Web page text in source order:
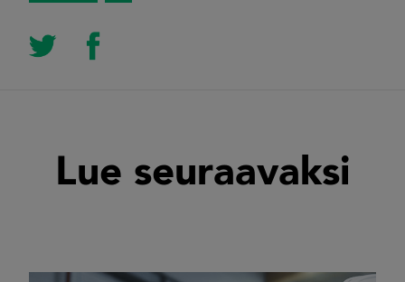
Lue seuraavaksi